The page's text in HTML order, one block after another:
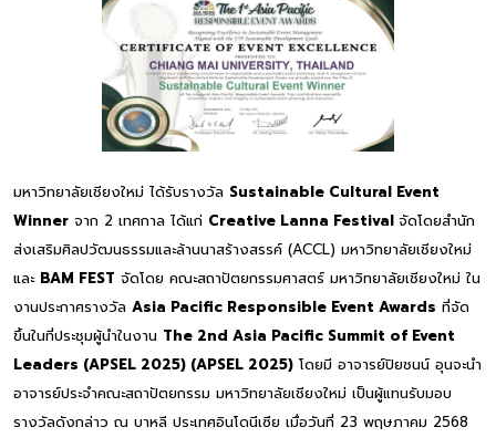
มหาวิทยาลัยเชียงใหม่ ได้รับรางวัล Sustainable Cultural Event
Winner จาก 2 เทศกาล ได้แก่ Creative Lanna Festival จัดโดยสำนัก
ส่งเสริมศิลปวัฒนธรรมและล้านนาสร้างสรรค์ (ACCL) มหาวิทยาลัยเชียงใหม่
และ BAM FEST จัดโดย คณะสถาปัตยกรรมศาสตร์ มหาวิทยาลัยเชียงใหม่ ใน
งานประกาศรางวัล Asia Pacific Responsible Event Awards ที่จัด
ขึ้นในที่ประชุมผู้นำในงาน The 2nd Asia Pacific Summit of Event
Leaders (APSEL 2025) (APSEL 2025) โดยมี อาจารย์ปิยชนน์ อุนจะนำ
อาจารย์ประจำคณะสถาปัตยกรรม มหาวิทยาลัยเชียงใหม่ เป็นผู้แทนรับมอบ
รางวัลดังกล่าว ณ บาหลี ประเทศอินโดนีเซีย เมื่อวันที่ 23 พฤษภาคม 2568